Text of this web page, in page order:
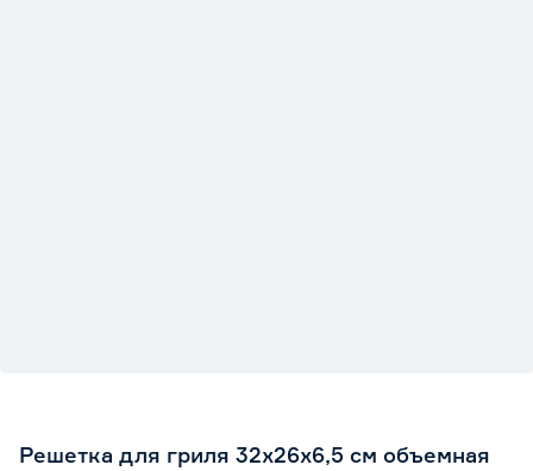
Решетка для гриля 32x26x6,5 см объемная